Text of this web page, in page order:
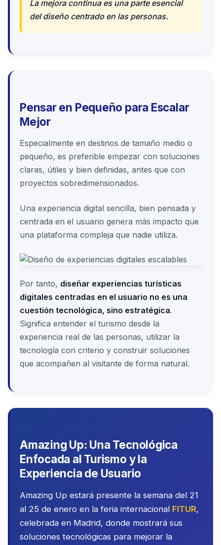
La mejora continua es una parte esencial
del diseño centrado en las personas.
Pensar en Pequeño para Escalar
Mejor
Especialmente en destinos de tamaño medio o
pequeño, es preferible empezar con soluciones
claras, útiles y bien definidas, antes que con
proyectos sobredimensionados.
Una experiencia digital sencilla, bien pensada y
centrada en el usuario genera más impacto que
una plataforma compleja que nadie utiliza.
Por tanto, diseñar experiencias turísticas
digitales centradas en el usuario no es una
cuestión tecnológica, sino estratégica.
Significa entender el turismo desde la
experiencia real de las personas, utilizar la
tecnología con criterio y construir soluciones
que acompañen al visitante de forma natural.
Amazing Up: Una Tecnológica
Enfocada al Turismo y la
Experiencia de Usuario
Amazing Up estará presente la semana del 21
al 25 de enero en la feria internacional FITUR,
celebrada en Madrid, donde mostrará sus
soluciones tecnológicas para mejorar la